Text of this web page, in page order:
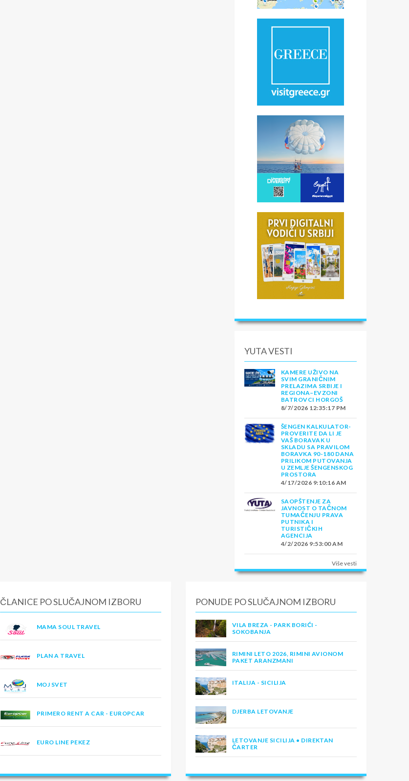
YUTA VESTI
KAMERE UŽIVO NA
SVIM GRANIČNIM
PRELAZIMA SRBIJE I
REGIONA–EVZONI
BATROVCI HORGOŠ
8/7/2026 12:35:17 PM
ŠENGEN KALKULATOR-
PROVERITE DA LI JE
VAŠ BORAVAK U
SKLADU SA PRAVILOM
BORAVKA 90-180 DANA
PRILIKOM PUTOVANJA
U ZEMLJE ŠENGENSKOG
PROSTORA
4/17/2026 9:10:16 AM
SAOPŠTENJE ZA
JAVNOST O TAČNOM
TUMAČENJU PRAVA
PUTNIKA I
TURISTIČKIH
AGENCIJA
4/2/2026 9:53:00 AM
Više vesti
ČLANICE PO SLUČAJNOM IZBORU
MAMA SOUL TRAVEL
PLAN A TRAVEL
MOJ SVET
PRIMERO RENT A CAR - EUROPCAR
EURO LINE PEKEZ
PONUDE PO SLUČAJNOM IZBORU
VILA BREZA - PARK BORIĆI -
SOKOBANJA
RIMINI LETO 2026, RIMINI AVIONOM
PAKET ARANZMANI
ITALIJA - SICILIJA
DJERBA LETOVANJE
LETOVANJE SICILIJA • DIREKTAN
ČARTER